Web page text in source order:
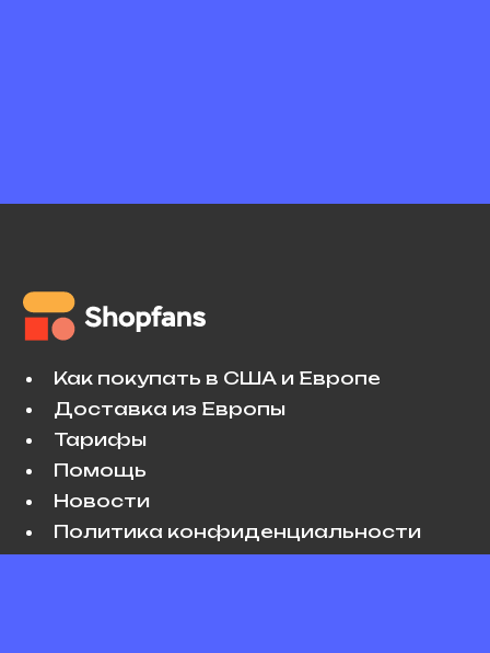
Как покупать в США и Европе
Доставка из Европы
Тарифы
Помощь
Новости
Политика конфиденциальности